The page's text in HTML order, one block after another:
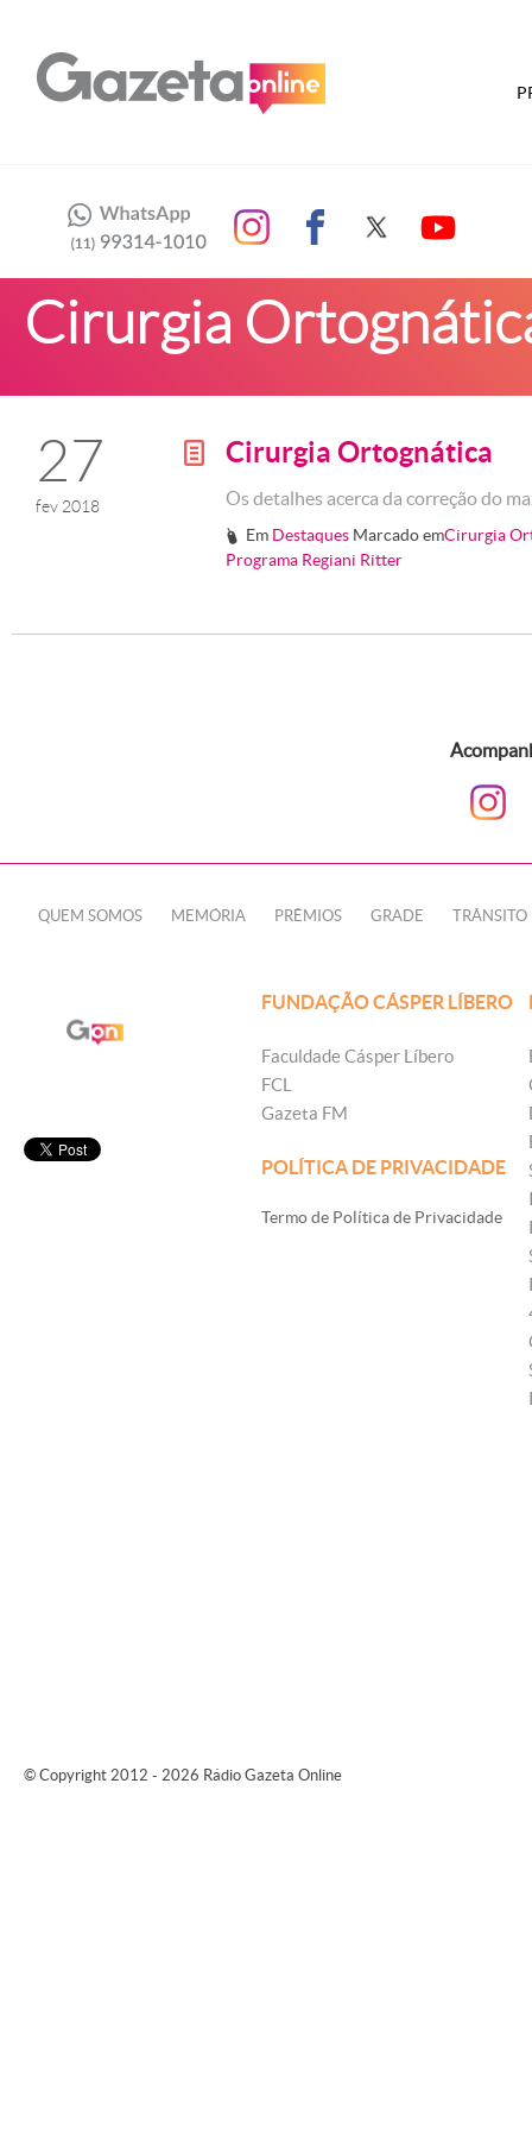
Cirurgia
27
fev 2018
g Cirurgia Ortognática
Os detalhes acerca da correção do
# Em Destaques Marcado emCirurgia
Programa Regiani Ritter
QUEM SOMOS MEMÓRIA PRÊMIOS GRADE TRÂNSITO
FUNDAÇÃO CÁSPER LÍBERO
Faculdade Cásper Líbero
FCL
Gazeta FM
POLÍTICA DE PRIVACIDADE
Termo de Política de Privacidade
© Copyright 2012 - 2026 Rádio Gazeta Online